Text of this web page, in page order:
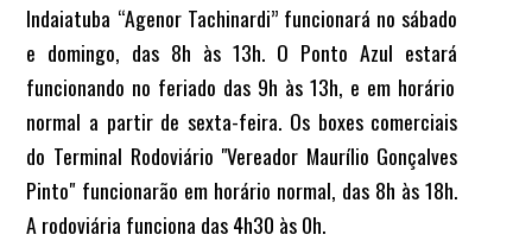
Indaiatuba “Agenor Tachinardi” funcionará no sábado
e domingo, das 8h às 13h. O Ponto Azul estará
funcionando no feriado das 9h às 13h, e em horário
normal a partir de sexta-feira. Os boxes comerciais
do Terminal Rodoviário "Vereador Maurílio Gonçalves
Pinto" funcionarão em horário normal, das 8h às 18h.
A rodoviária funciona das 4h30 às 0h.